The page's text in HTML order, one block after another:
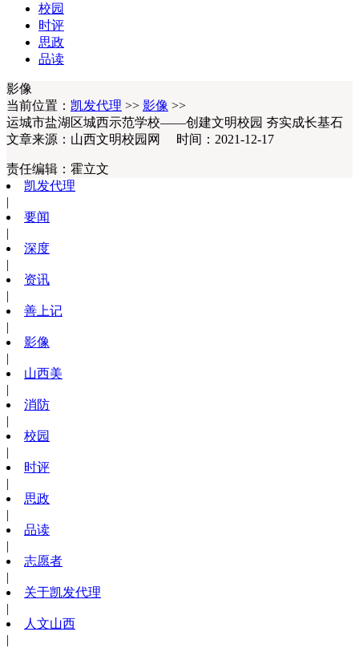
校园
时评
思政
品读
影像
当前位置： 凯发代理 >> 影像 >>
运城市盐湖区城西示范学校——创建文明校园 夯实成长基石
文章来源：山西文明校园网 时间：2021-12-17
责任编辑： 霍立文
凯发代理
|
要闻
|
深度
|
资讯
|
善上记
|
影像
|
山西美
|
消防
|
校园
|
时评
|
思政
|
品读
|
志愿者
|
关于凯发代理
|
人文山西
|